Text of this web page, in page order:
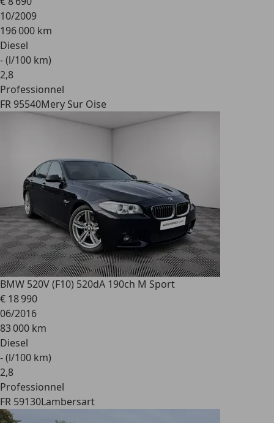
10/2009
196 000 km
Diesel
- (l/100 km)
2,8
Professionnel
FR 95540Mery Sur Oise
BMW 520V (F10) 520dA 190ch M Sport
€ 18 990
06/2016
83 000 km
Diesel
- (l/100 km)
2,8
Professionnel
FR 59130Lambersart